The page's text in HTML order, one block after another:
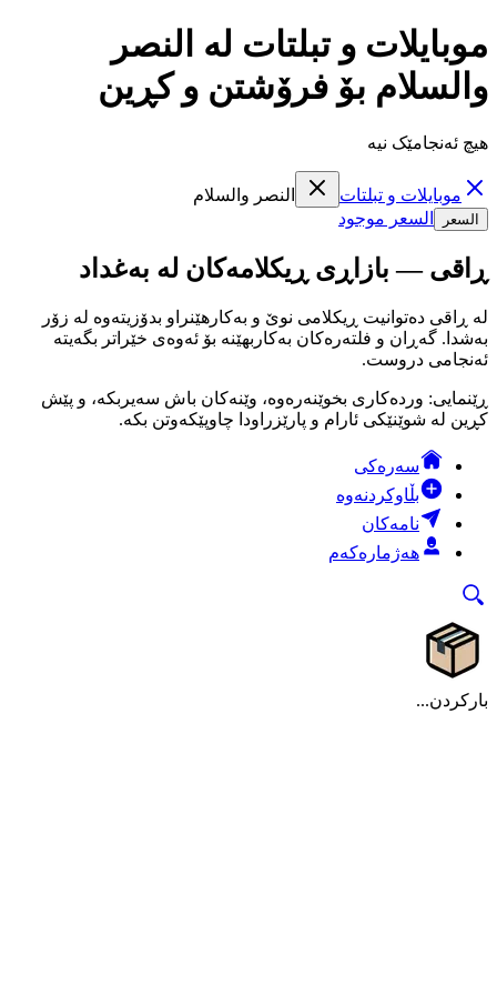
موبايلات و تبلتات لە النصر
والسلام بۆ فرۆشتن و کڕین
هیچ ئەنجامێک نیە
موبايلات و تبلتات النصر والسلام
السعر السعر موجود
ڕاقی — بازاڕی ڕیکلامەکان لە بەغداد
لە ڕاقی دەتوانیت ڕیکلامی نوێ و بەکارهێنراو بدۆزیتەوە لە زۆر
بەشدا. گەڕان و فلتەرەکان بەکاربهێنە بۆ ئەوەی خێراتر بگەیتە
ئەنجامی دروست.
ڕێنمایی: وردەکاری بخوێنەرەوە، وێنەکان باش سەیربکە، و پێش
کڕین لە شوێنێکی ئارام و پارێزراودا چاوپێکەوتن بکە.
سەرەکی
بڵاوکردنەوە
نامەکان
هەژمارەکەم
بارکردن...